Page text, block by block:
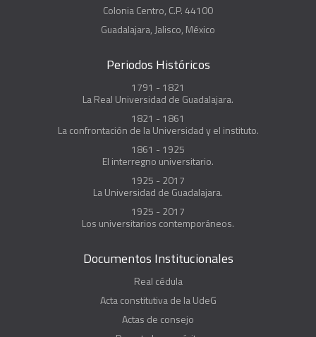
Colonia Centro, C.P. 44100
Guadalajara, Jalisco, México
Periodos Históricos
1791 - 1821
La Real Universidad de Guadalajara.
1821 - 1861
La confrontación de la Universidad y el instituto.
1861 - 1925
El interregno universitario.
1925 - 2017
La Universidad de Guadalajara.
1925 - 2017
Los universitarios contemporáneos.
Documentos Institucionales
Real cédula
Acta constitutiva de la UdeG
Actas de consejo